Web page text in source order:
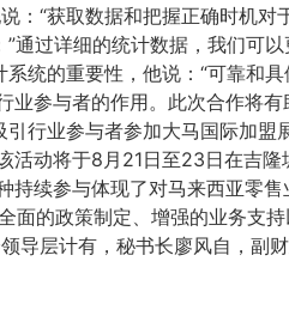
：“获取数据和把握正确时机
通过详细的统计数据，我们可
统的重要性，他说：“可靠和
参与者的作用。此次合作将
行业参与者参加大马国际加
动将于8月21日至23日在吉
续参与体现了对马来西亚零
面的政策制定、增强的业务支
层计有，秘书长廖风自，副